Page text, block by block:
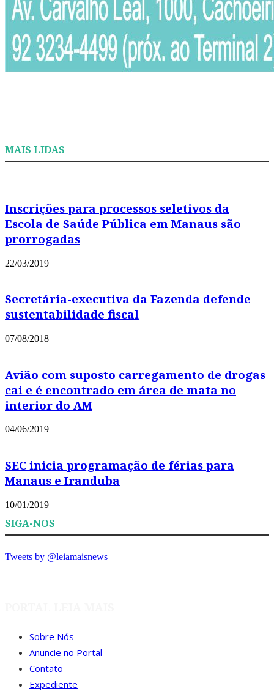
MAIS LIDAS
Inscrições para processos seletivos da
Escola de Saúde Pública em Manaus são
prorrogadas
22/03/2019
Secretária-executiva da Fazenda defende
sustentabilidade fiscal
07/08/2018
Avião com suposto carregamento de drogas
cai e é encontrado em área de mata no
interior do AM
04/06/2019
SEC inicia programação de férias para
Manaus e Iranduba
10/01/2019
SIGA-NOS
Tweets by @leiamaisnews
Sobre Nós
Anuncie no Portal
Contato
Expediente